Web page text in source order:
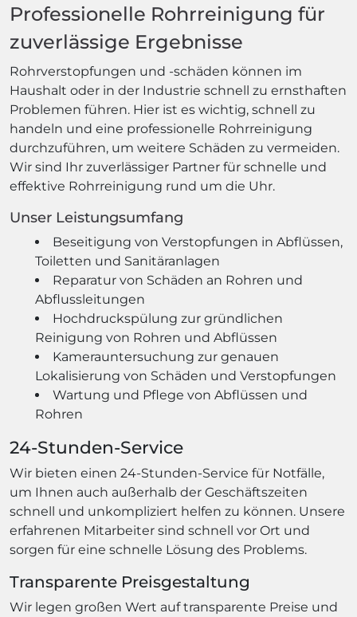
Professionelle Rohrreinigung für
zuverlässige Ergebnisse
Rohrverstopfungen und -schäden können im
Haushalt oder in der Industrie schnell zu ernsthaften
Problemen führen. Hier ist es wichtig, schnell zu
handeln und eine professionelle Rohrreinigung
durchzuführen, um weitere Schäden zu vermeiden.
Wir sind Ihr zuverlässiger Partner für schnelle und
effektive Rohrreinigung rund um die Uhr.
Unser Leistungsumfang
Beseitigung von Verstopfungen in Abflüssen,
Toiletten und Sanitäranlagen
Reparatur von Schäden an Rohren und
Abflussleitungen
Hochdruckspülung zur gründlichen
Reinigung von Rohren und Abflüssen
Kamerauntersuchung zur genauen
Lokalisierung von Schäden und Verstopfungen
Wartung und Pflege von Abflüssen und
Rohren
24-Stunden-Service
Wir bieten einen 24-Stunden-Service für Notfälle,
um Ihnen auch außerhalb der Geschäftszeiten
schnell und unkompliziert helfen zu können. Unsere
erfahrenen Mitarbeiter sind schnell vor Ort und
sorgen für eine schnelle Lösung des Problems.
Transparente Preisgestaltung
Wir legen großen Wert auf transparente Preise und